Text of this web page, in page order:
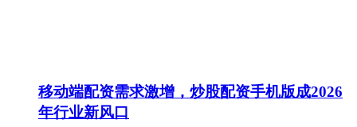
移动端配资需求激增，炒股配资手机版成2026
年行业新风口